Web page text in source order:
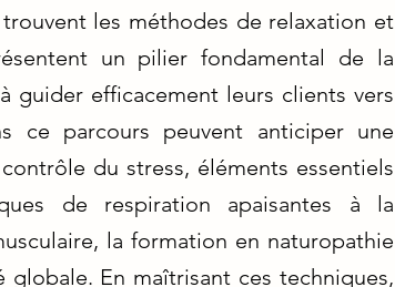
les méthodes de relaxation et
un pilier fondamental de la
guider efficacement leurs clients vers
ce parcours peuvent anticiper une
du stress, éléments essentiels
de respiration apaisantes à la
la formation en naturopathie
En maîtrisant ces techniques,